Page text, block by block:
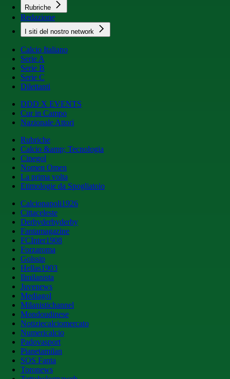
Rubriche
Redazione
I siti del nostro network
Calcio Italiano
Serie A
Serie B
Serie C
Dilettanti
DDD X EVENTS
Cur in Campo
Nazionale Attori
Rubriche
Calcio &amp; Tecnologia
Cinegol
Nomen Omen
La prima volta
Etimologie da Spogliatoio
Calcionapoli1926
Cittaceleste
Derbyderbyderby
Fantamagazine
FCInter1908
Forzaroma
Golssip
Hellas1903
Ilmilanista
Juvenews
Mediagol
Milanistichannel
Mondoudinese
Notiziecalciomercato
Numericalcio
Padovasport
Pianetamilan
SOS Fanta
Toronews